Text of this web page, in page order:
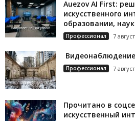
Auezov AI First:
искусственного
образовании,
Профессионал 7
Профессионал 7
Прочитано в
искусственный